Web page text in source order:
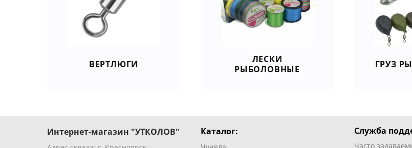
ВЕРТЛЮГИ
ЛЕСКИ
РЫБОЛОВНЫЕ
ГРУЗ
Интернет-магазин "УТКОЛОВ" Каталог: Служба
Часто